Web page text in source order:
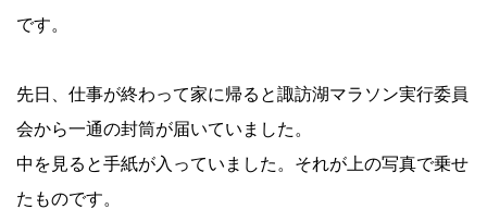
です。
先日、仕事が終わって家に帰ると諏訪湖マラソン実行委員
会から一通の封筒が届いていました。
中を見ると手紙が入っていました。それが上の写真で乗せ
たものです。